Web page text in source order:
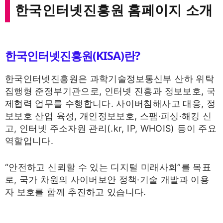
한국인터넷진흥원 홈페이지 소개
한국인터넷진흥원(KISA)란?
한국인터넷진흥원은 과학기술정보통신부 산하 위탁
집행형 준정부기관으로, 인터넷 진흥과 정보보호, 국
제협력 업무를 수행합니다. 사이버침해사고 대응, 정
보보호 산업 육성, 개인정보보호, 스팸·피싱·해킹 신
고, 인터넷 주소자원 관리(.kr, IP, WHOIS) 등이 주요
역할입니다.
“안전하고 신뢰할 수 있는 디지털 미래사회”를 목표
로, 국가 차원의 사이버보안 정책·기술 개발과 이용
자 보호를 함께 추진하고 있습니다.